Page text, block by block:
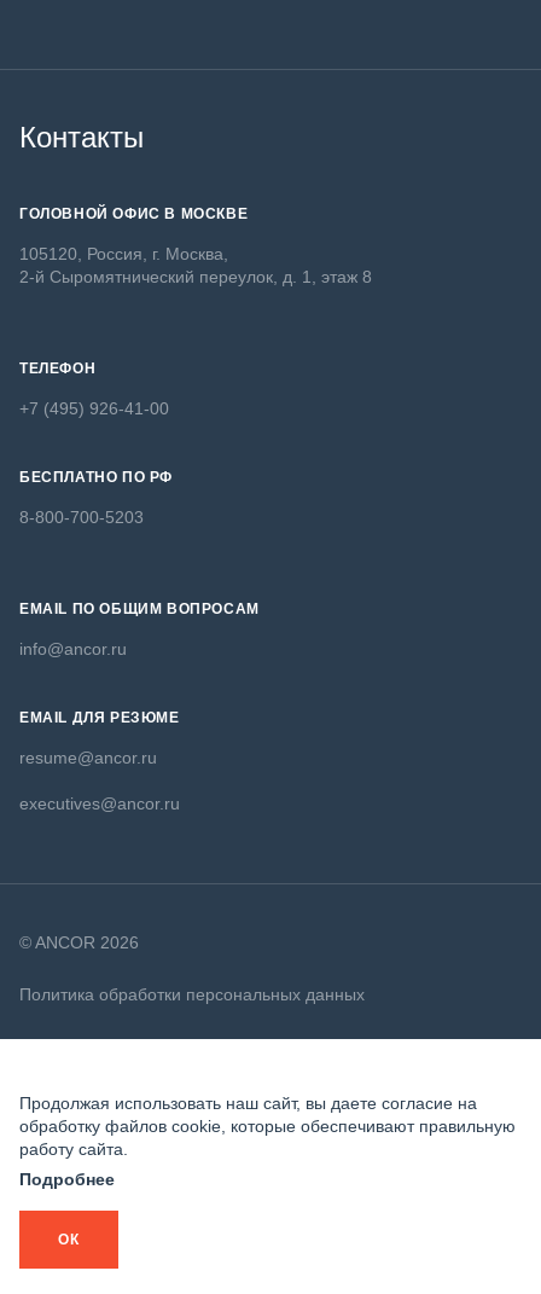
Контакты
ГОЛОВНОЙ ОФИС В МОСКВЕ
105120, Россия, г. Москва,
2-й Сыромятнический переулок, д. 1, этаж 8
ТЕЛЕФОН
+7 (495) 926-41-00
БЕСПЛАТНО ПО РФ
8-800-700-5203
EMAIL ПО ОБЩИМ ВОПРОСАМ
info@ancor.ru
EMAIL ДЛЯ РЕЗЮМЕ
resume@ancor.ru
executives@ancor.ru
© ANCOR 2026
Политика обработки персональных данных
Продолжая использовать наш сайт, вы даете согласие на
обработку файлов cookie, которые обеспечивают правильную
работу сайта.
Подробнее
ОК